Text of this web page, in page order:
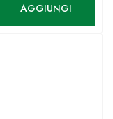
AGGIUNGI